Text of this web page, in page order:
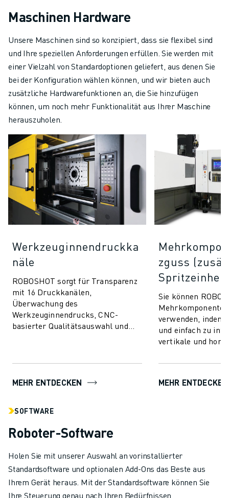
Maschinen Hardware
Unsere Maschinen sind so konzipiert, dass sie flexibel sind
und Ihre speziellen Anforderungen erfüllen. Sie werden mit
einer Vielzahl von Standardoptionen geliefert, aus denen Sie
bei der Konfiguration wählen können, und wir bieten auch
zusätzliche Hardwarefunktionen an, die Sie hinzufügen
können, um noch mehr Funktionalität aus Ihrer Maschine
herauszuholen.
Werkzeuginnendruckka
näle
ROBOSHOT sorgt für Transparenz
mit 16 Druckkanälen,
Überwachung des
Werkzeuginnendrucks, CNC-
basierter Qualitätsauswahl und
MEHR ENTDECKEN
zguss
Sie können
verwenden, indem
und einfach zu
vertikale und
fortschrittliche
MEHR ENTDECKEN
SOFTWARE
Roboter-Software
Holen Sie mit unserer Auswahl an vorinstallierter
Standardsoftware und optionalen Add-Ons das Beste aus
Ihrem Gerät heraus. Mit der Standardsoftware können Sie
Ihre Steuerung genau nach Ihren Bedürfnissen